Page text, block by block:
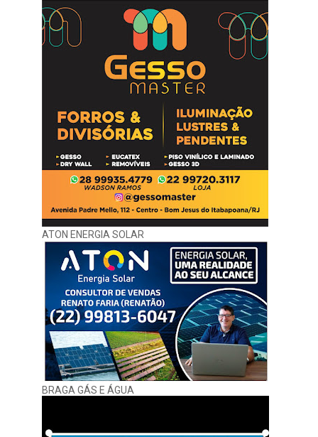
ATON ENERGIA SOLAR
BRAGA GÁS E ÁGUA